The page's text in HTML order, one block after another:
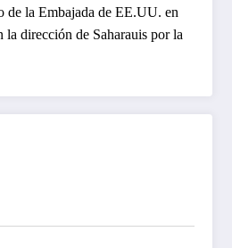
de la Embajada de EE.UU. en
la dirección de Saharauis por la